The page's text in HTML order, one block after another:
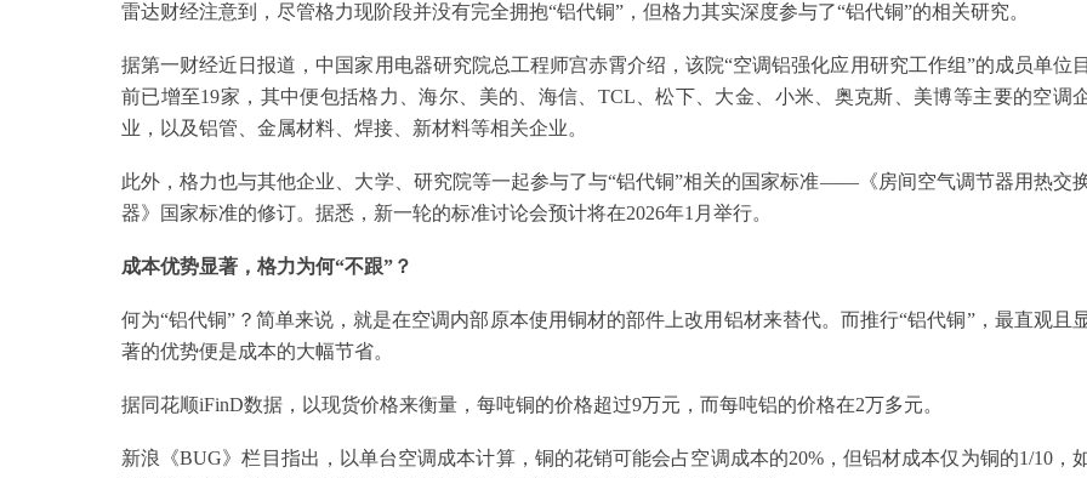
雷达财经注意到，尽管格力现阶段并没有完全拥抱“铝代铜”，但格力其实深度参与了“铝代铜”的相关研究。
据第一财经近日报道，中国家用电器研究院总工程师宫赤霄介绍，该院“空调铝强化应用研究工作组”的成员单位目
前已增至19家，其中便包括格力、海尔、美的、海信、TCL、松下、大金、小米、奥克斯、美博等主要的空调
业，以及铝管、金属材料、焊接、新材料等相关企业。
此外，格力也与其他企业、大学、研究院等一起参与了与“铝代铜”相关的国家标准——《房间空气调节器用热交
器》国家标准的修订。据悉，新一轮的标准讨论会预计将在2026年1月举行。
成本优势显著，格力为何“不跟”？
何为“铝代铜”？简单来说，就是在空调内部原本使用铜材的部件上改用铝材来替代。而推行“铝代铜”，最直观且
著的优势便是成本的大幅节省。
据同花顺iFinD数据，以现货价格来衡量，每吨铜的价格超过9万元，而每吨铝的价格在2万多元。
新浪《BUG》栏目指出，以单台空调成本计算，铜的花销可能会占空调成本的20%，但铝材成本仅为铜的1/10，